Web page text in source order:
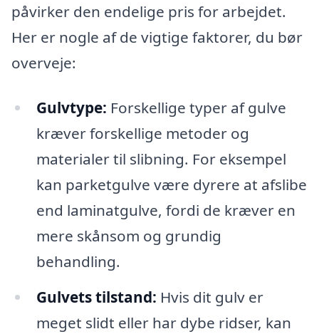
påvirker den endelige pris for arbejdet.
Her er nogle af de vigtige faktorer, du bør
overveje:
Gulvtype: Forskellige typer af gulve
kræver forskellige metoder og
materialer til slibning. For eksempel
kan parketgulve være dyrere at afslibe
end laminatgulve, fordi de kræver en
mere skånsom og grundig
behandling.
Gulvets tilstand: Hvis dit gulv er
meget slidt eller har dybe ridser, kan